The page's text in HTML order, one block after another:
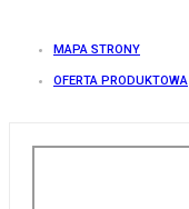
MAPA STRONY
OFERTA PRODUKTOWA